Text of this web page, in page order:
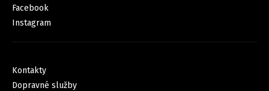
Facebook
Instagram
Kontakty
Dopravné služby